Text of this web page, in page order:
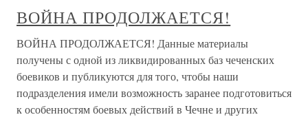
ВОЙНА ПРОДОЛЖАЕТСЯ!
ВОЙНА ПРОДОЛЖАЕТСЯ! Данные материалы
получены с одной из ликвидированных баз чеченских
боевиков и публикуются для того, чтобы наши
подразделения имели возможность заранее подготовиться
к особенностям боевых действий в Чечне и других